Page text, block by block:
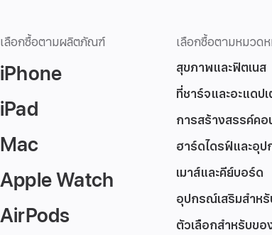
เลือกซื้อตามผลิตภัณฑ์
iPhone
iPad
Mac
Apple Watch
AirPods
เลือกซื้อตามหมวด
สุขภาพและฟิตเนส
ที่ชาร์จและอะแดป
การสร้างสรรค์คอ
ฮาร์ดไดรฟ์และอุ
เมาส์และคีย์บอร์ด
อุปกรณ์เสริมสำห
ตัวเลือกสำหรับข